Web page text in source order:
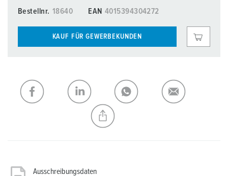
Bestellnr. 18640 EAN 4015394304272
KAUF FÜR GEWERBEKUNDEN
Ausschreibungsdaten